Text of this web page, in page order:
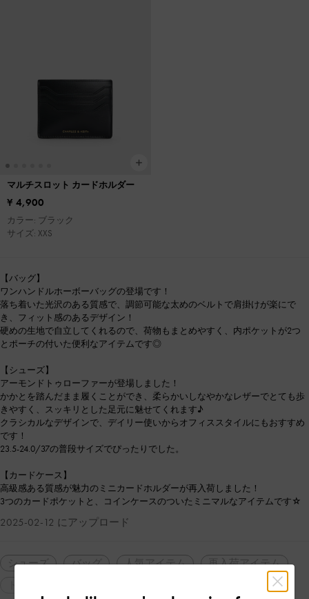
マルチスロット カードホルダー
¥ 4,900
カラー: ブラック
サイズ: XXS
【バッグ】
ワンハンドルホーボーバッグの登場です！
落ち着いた光沢のある質感で、調節可能な太めのベルトで肩掛けが楽にで
き、フィット感のあるデザイン！
硬めの生地で自立してくれるので、荷物もまとめやすく、内ポケットが2つ
とポーチの付いた便利なアイテムです◎
【シューズ】
アーモンドトゥローファーが登場しました！
かかとを踏んだまま履くことができ、柔らかいしなやかなレザーでとても歩
きやすく、スッキリとした足元に魅せてくれます♪
クラシカルなデザインで、デイリー使いからオフィススタイルにもおすすめ
です！
23.5-24.0/37の普段サイズでぴったりでした。
【カードケース】
高級感ある質感が魅力のミニカードホルダーが再入荷しました！
3つのカードポケットと、コインケースのついたミニマルなアイテムです☆
2025-02-12 にアップロード
シューズ バッグ 人気アイテム
再入荷アイテム